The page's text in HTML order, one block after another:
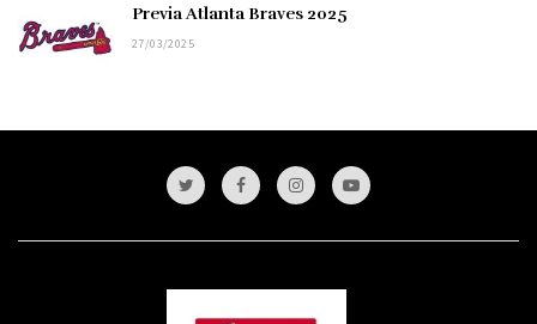
Previa Atlanta Braves 2025
27/03/2025